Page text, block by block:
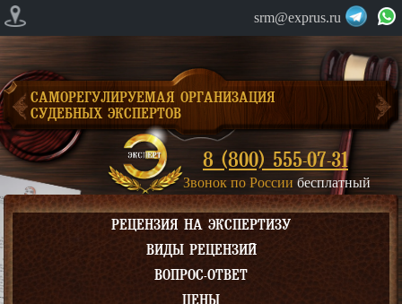
srm@exprus.ru
САМОРЕГУЛИРУЕМАЯ ОРГАНИЗАЦИЯ
СУДЕБНЫХ ЭКСПЕРТОВ
8 (800) 555-07-31
Звонок по России бесплатный
РЕЦЕНЗИЯ НА ЭКСПЕРТИЗУ
ВИДЫ РЕЦЕНЗИЙ
ВОПРОС-ОТВЕТ
ЦЕНЫ